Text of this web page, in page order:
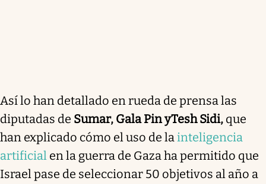
Así lo han detallado en rueda de prensa las
diputadas de Sumar, Gala Pin yTesh Sidi, que
han explicado cómo el uso de lainteligencia
artificial en la guerra de Gaza ha permitido que
Israel pase de seleccionar 50 objetivos al año a